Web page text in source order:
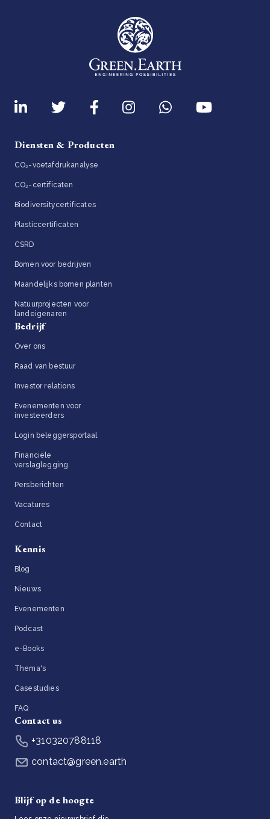
Diensten & Producten
CO₂-voetafdrukanalyse
CO₂-certificaten
Biodiversitycertificates
Plasticcertificaten
CSRD
Bomen voor bedrijven
Maandelijks bomen planten
Natuurprojecten voor
landeigenaren
Bedrijf
Over ons
Raad van bestuur
Investor relations
Evenementen voor
investeerders
Login beleggersportaal
Financiële
verslaglegging
Persberichten
Vacatures
Contact
Kennis
Blog
Nieuws
Evenementen
Podcast
e-Books
Thema's
Casestudies
FAQ
Contact us
+310320788118
contact@green.earth
Blijf op de hoogte